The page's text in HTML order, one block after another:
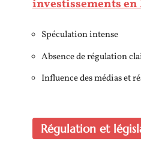
investissements
Spéculation intense
Absence de régulation
Influence des médias et
Régulation et